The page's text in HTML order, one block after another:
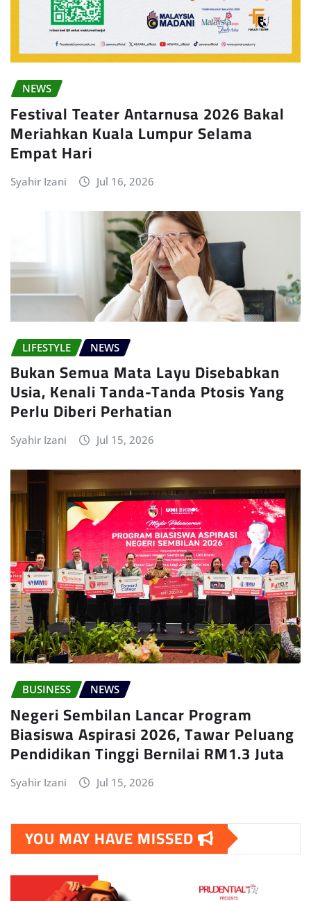
NEWS
Festival Teater Antarnusa 2026 Bakal
Meriahkan Kuala Lumpur Selama
Empat Hari
Syahir Izani Jul 16, 2026
LIFESTYLE NEWS
Bukan Semua Mata Layu Disebabkan
Usia, Kenali Tanda-Tanda Ptosis Yang
Perlu Diberi Perhatian
Syahir Izani Jul 15, 2026
BUSINESS NEWS
Negeri Sembilan Lancar Program
Biasiswa Aspirasi 2026, Tawar Peluang
Pendidikan Tinggi Bernilai RM1.3 Juta
Syahir Izani Jul 15, 2026
YOU MAY HAVE MISSED